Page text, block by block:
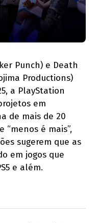
Punch) e Death
Productions)
a PlayStation
em
de mais de 20
“menos é mais”,
sugerem que as
em jogos que
e além.